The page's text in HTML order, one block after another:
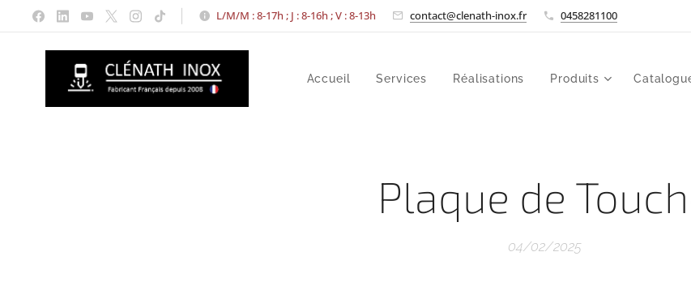
L/M/M : 8-17h ; J : 8-16h ; V : 8-13h contact@clenath-inox.fr 0458281100
Accueil Services Réalisations Produits
Plaque de
04/02/2025